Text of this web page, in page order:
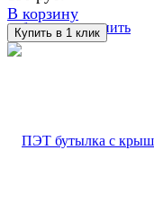
избранное сравнить
В корзину